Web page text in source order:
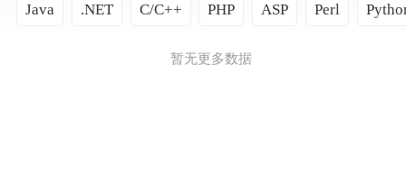
Java .NET C/C++ PHP ASP Perl
暂无更多数据